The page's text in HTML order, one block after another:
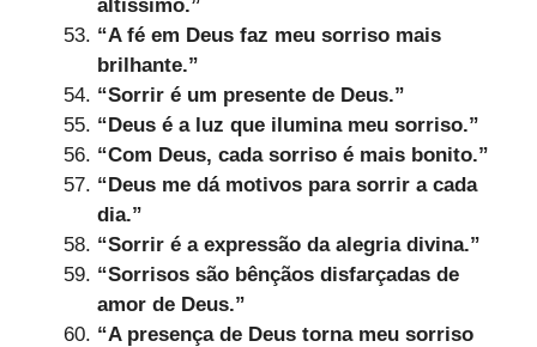
altíssimo.”
“A fé em Deus faz meu sorriso mais
brilhante.”
“Sorrir é um presente de Deus.”
“Deus é a luz que ilumina meu sorriso.”
“Com Deus, cada sorriso é mais bonito.”
“Deus me dá motivos para sorrir a cada
dia.”
“Sorrir é a expressão da alegria divina.”
“Sorrisos são bênçãos disfarçadas de
amor de Deus.”
“A presença de Deus torna meu sorriso